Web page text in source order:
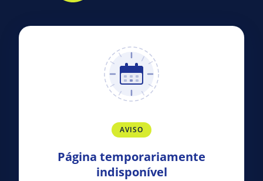
AVISO
Página temporariamente
indisponível